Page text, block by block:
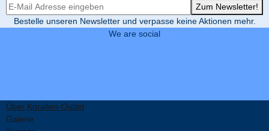
Newsletter-Registrierung
Zum Newsletter!
Bestelle unseren Newsletter und verpasse keine Aktionen mehr.
We are social
Über Korallen-Outlet
Galerie